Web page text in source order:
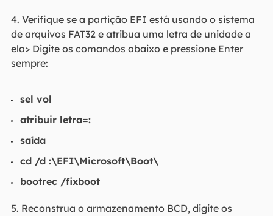
4. Verifique se a partição EFI está usando o sistema
de arquivos FAT32 e atribua uma letra de unidade a
ela> Digite os comandos abaixo e pressione Enter
sempre:
sel vol
atribuir letra=:
saída
cd /d :\EFI\Microsoft\Boot\
bootrec /fixboot
5. Reconstrua o armazenamento BCD, digite os